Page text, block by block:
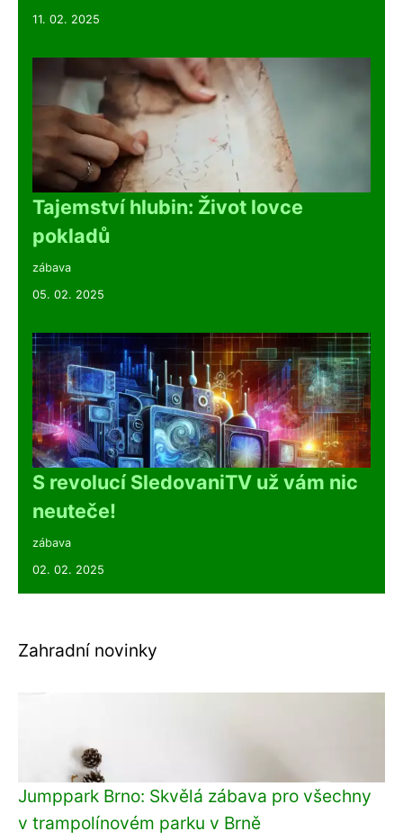
11. 02. 2025
Tajemství hlubin: Život lovce
pokladů
zábava
05. 02. 2025
S revolucí SledovaniTV už vám nic
neuteče!
zábava
02. 02. 2025
Zahradní novinky
Jumppark Brno: Skvělá zábava pro všechny
v trampolínovém parku v Brně